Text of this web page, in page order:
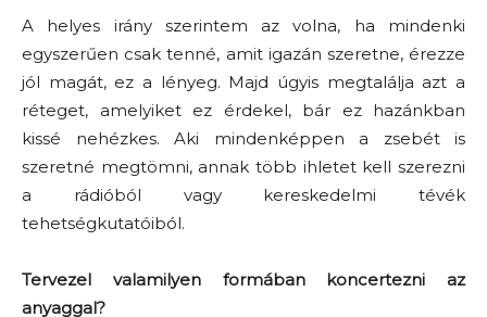
A helyes irány szerintem az volna, ha mindenki
egyszerűen csak tenné, amit igazán szeretne, érezze
jól magát, ez a lényeg. Majd úgyis megtalálja azt a
réteget, amelyiket ez érdekel, bár ez hazánkban
kissé nehézkes. Aki mindenképpen a zsebét is
szeretné megtömni, annak több ihletet kell szerezni
a rádióból vagy kereskedelmi tévék
tehetségkutatóiból.
Tervezel valamilyen formában koncertezni az
anyaggal?